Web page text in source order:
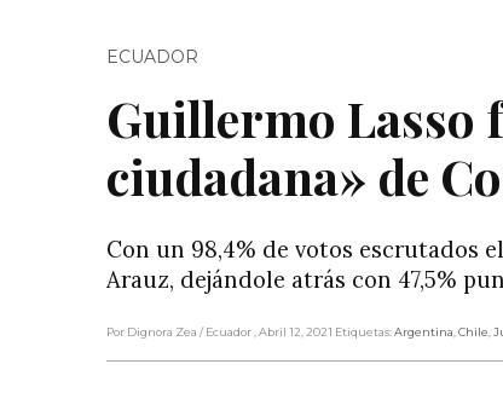
ECUADOR
Guillermo Lasso
ciudadana» de
Con un 98,4% de votos escrutados
Arauz, dejándole atrás con 47,5%
Por Dignora Zea / Ecuador, Abril 12, 2021 Etiquetas:Argentina,Chile,